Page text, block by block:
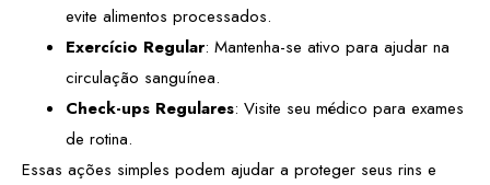
evite alimentos processados.
Exercício Regular: Mantenha-se ativo para ajudar na
circulação sanguínea.
Check-ups Regulares: Visite seu médico para exames
de rotina.
Essas ações simples podem ajudar a proteger seus rins e